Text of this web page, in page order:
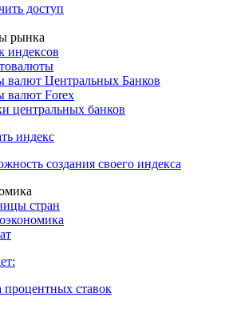
доступ
рынка
индексов
валют Центральных Банков
валют Forex
центральных банков
индекс
создания своего индекса
стран
процентных ставок